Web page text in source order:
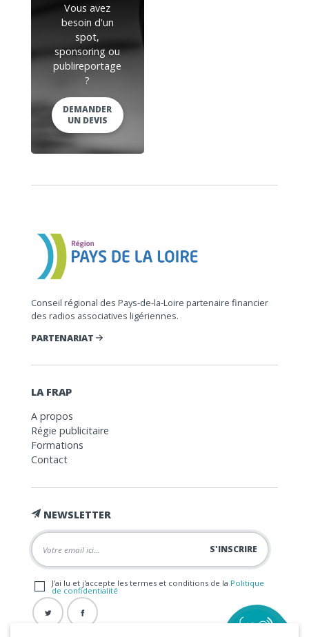
Vous avez
besoin d'un
spot,
sponsoring ou
publireportage
?
DEMANDER
UN DEVIS
Conseil régional des Pays-de-la-Loire partenaire financier
des radios associatives ligériennes.
PARTENARIAT
LA FRAP
A propos
Régie publicitaire
Formations
Contact
NEWSLETTER
J'ai lu et j'accepte les termes et conditions de la Politique
de confidentialité